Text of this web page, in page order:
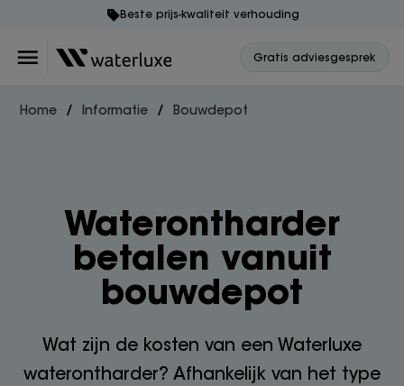
Beste prijs-kwaliteit verhouding
Gratis adviesgesprek
Home Informatie Bouwdepot
Waterontharder
betalen vanuit
bouwdepot
Wat zijn de kosten van een Waterluxe
waterontharder? Afhankelijk van het type